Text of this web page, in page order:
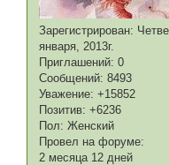
Зарегистрирован:
января, 2013г.
Приглашений: 0
Сообщений: 8493
Уважение: +15852
Позитив: +6236
Пол: Женский
Провел на форуме:
2 месяца 12 дней